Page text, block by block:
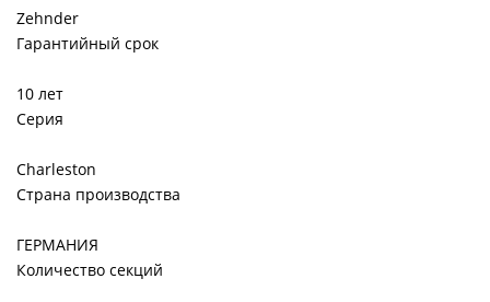
Zehnder
Гарантийный срок
10 лет
Серия
Charleston
Страна производства
ГЕРМАНИЯ
Количество секций